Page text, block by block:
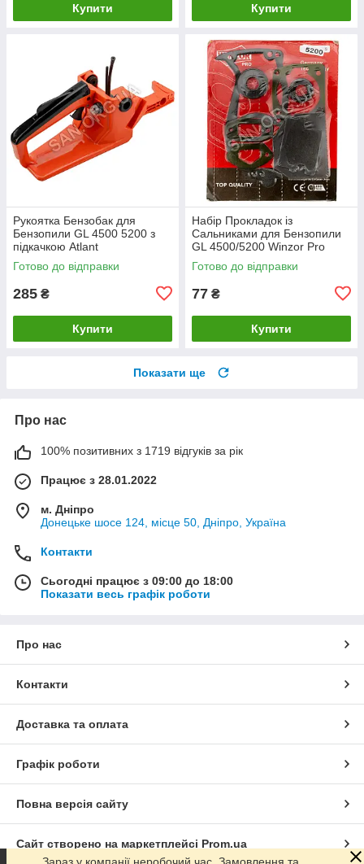
Купити Купити
Рукоятка Бензобак для
Бензопили GL 4500 5200 з
підкачкою Atlant
Готово до відправки
285 ₴
Купити
Набір Прокладок із
Сальниками для Бензопили
GL 4500/5200 Winzor Pro
Seria
Готово до відправки
77 ₴
Купити
Показати ще
Про нас
100% позитивних з 1719 відгуків за рік
Працює з 28.01.2022
м. Дніпро
Донецьке шосе 124, місце 50, Дніпро, Україна
Контакти
Сьогодні працює з 09:00 до 18:00
Показати весь графік роботи
Про нас
Контакти
Доставка та оплата
Графік роботи
Повна версія сайту
Сайт створено на маркетплейсі Prom.ua